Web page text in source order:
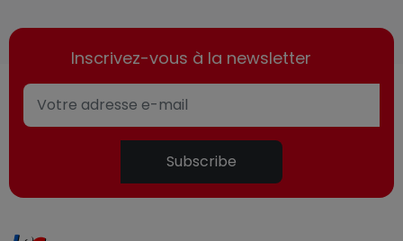
Inscrivez-vous à la newsletter
Subscribe